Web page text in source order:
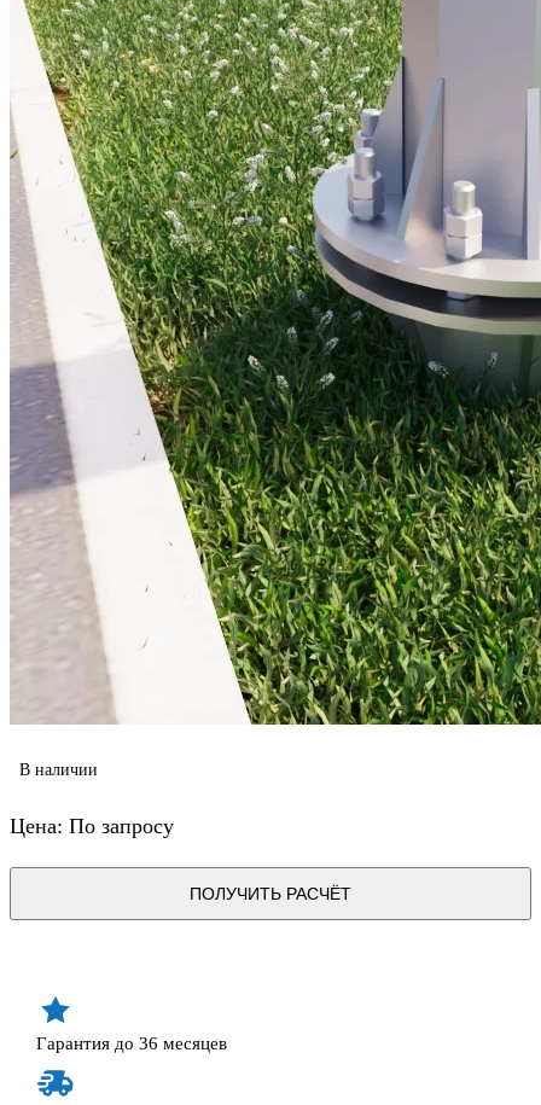
В наличии
Цена: По запросу
ПОЛУЧИТЬ РАСЧЁТ
Гарантия до 36 месяцев